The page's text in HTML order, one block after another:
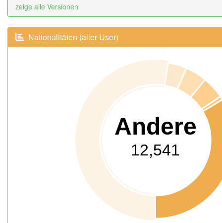
zeige alle Versionen
Nationalitäten (aller User)
Andere
12,541